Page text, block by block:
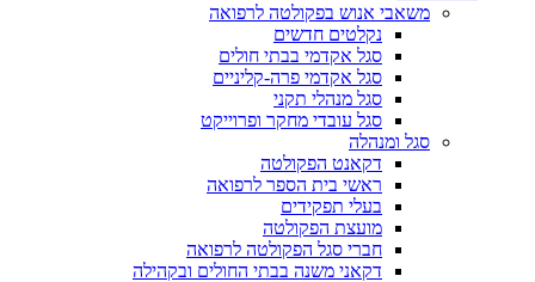
משאבי אנוש בפקולטה לרפואה
נקלטים חדשים
סגל אקדמי בבתי חולים
סגל אקדמי פרה-קליניים
סגל מנהלי תקני
סגל עובדי מחקר ופרוייקט
סגל ומנהלה
דקאנט הפקולטה
ראשי בית הספר לרפואה
בעלי תפקידים
מועצת הפקולטה
חברי סגל הפקולטה לרפואה
דקאני משנה בבתי החולים ובקהילה